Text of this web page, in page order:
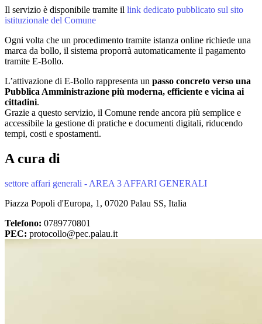
Il servizio è disponibile tramite il link dedicato pubblicato sul sito
istituzionale del Comune
Ogni volta che un procedimento tramite istanza online richiede una
marca da bollo, il sistema proporrà automaticamente il pagamento
tramite E‑Bollo.
L’attivazione di E‑Bollo rappresenta un passo concreto verso una
Pubblica Amministrazione più moderna, efficiente e vicina ai
cittadini.
Grazie a questo servizio, il Comune rende ancora più semplice e
accessibile la gestione di pratiche e documenti digitali, riducendo
tempi, costi e spostamenti.
A cura di
settore affari generali - AREA 3 AFFARI GENERALI
Piazza Popoli d'Europa, 1, 07020 Palau SS, Italia
Telefono: 0789770801
PEC: protocollo@pec.palau.it